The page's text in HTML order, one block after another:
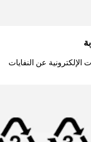
الإلكترونية عن النفايات